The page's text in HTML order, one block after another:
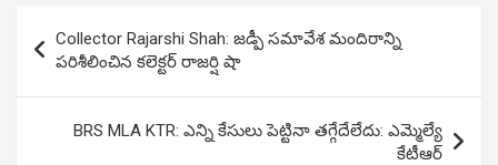
navigation
Collector Rajarshi Shah: జ‌డ్పీ స‌మావేశ మందిరాన్ని
ప‌రిశీలించిన క‌లెక్ట‌ర్ రాజర్షి షా
BRS MLA KTR: ఎన్ని కేసులు పెట్టినా తగ్గేదేలేదు: ఎమ్మెల్యే
కేటీఆర్‌